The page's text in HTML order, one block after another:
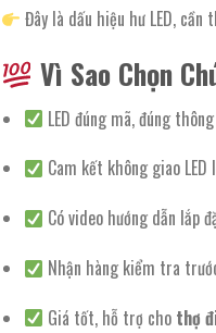
Đây là dấu hiệu hư LED,
Vì Sao Chọn
LED đúng mã, đúng
Cam kết không giao
Có video hướng dẫn lắp
Nhận hàng kiểm tra
Giá tốt, hỗ trợ cho thợ